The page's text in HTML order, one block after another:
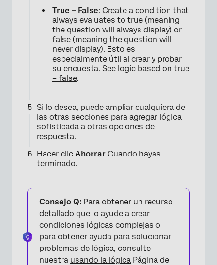
True – False: Create a condition that
always evaluates to true (meaning
the question will always display) or
false (meaning the question will
never display). Esto es
especialmente útil al crear y probar
su encuesta. See logic based on true
– false.
Si lo desea, puede ampliar cualquiera de
las otras secciones para agregar lógica
sofisticada a otras opciones de
respuesta.
Hacer clic Ahorrar Cuando hayas
terminado.
Consejo Q: Para obtener un recurso
detallado que lo ayude a crear
condiciones lógicas complejas o
para obtener ayuda para solucionar
problemas de lógica, consulte
nuestra usando la lógica Página de